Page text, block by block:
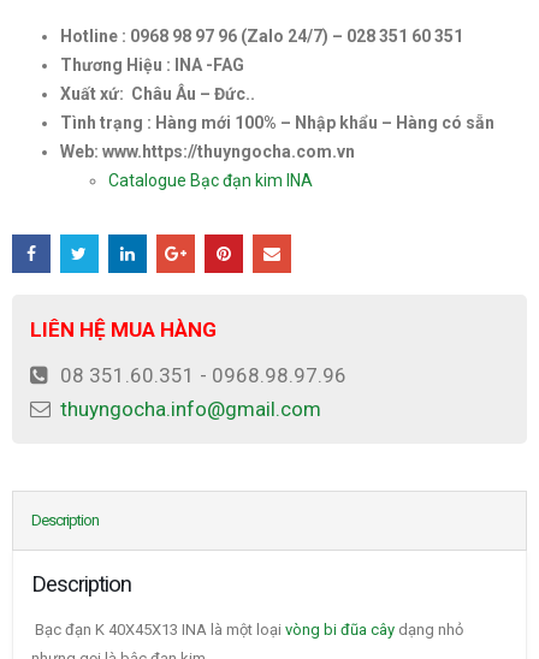
Hotline : 0968 98 97 96 (Zalo 24/7) – 028 351 60 351
Thương Hiệu : INA -FAG
Xuất xứ: Châu Âu – Đức..
Tình trạng : Hàng mới 100% – Nhập khẩu – Hàng có sẵn
Web: www.https://thuyngocha.com.vn
Catalogue Bạc đạn kim INA
LIÊN HỆ MUA HÀNG
08 351.60.351 - 0968.98.97.96
thuyngocha.info@gmail.com
Description
Description
Bạc đạn K 40X45X13 INA là một loại vòng bi đũa cây dạng nhỏ